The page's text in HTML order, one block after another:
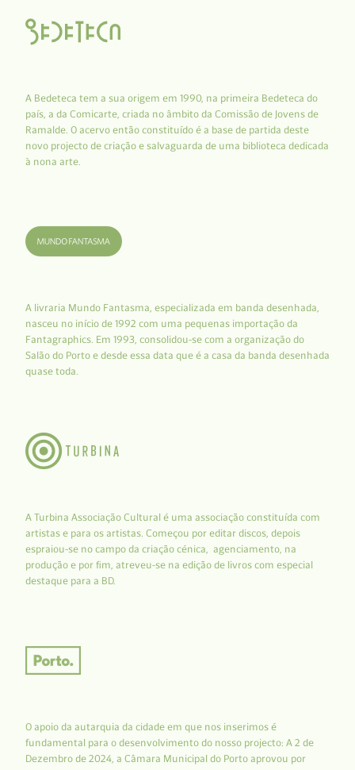
A Bedeteca tem a sua origem em 1990, na primeira Bedeteca do
país, a da Comicarte, criada no âmbito da Comissão de Jovens de
Ramalde. O acervo então constituído é a base de partida deste
novo projecto de criação e salvaguarda de uma biblioteca dedicada
à nona arte.
A livraria Mundo Fantasma, especializada em banda desenhada,
nasceu no início de 1992 com uma pequenas importação da
Fantagraphics. Em 1993, consolidou-se com a organização do
Salão do Porto e desde essa data que é a casa da banda desenhada
quase toda.
A Turbina Associação Cultural é uma associação constituída com
artistas e para os artistas. Começou por editar discos, depois
espraiou-se no campo da criação cénica, agenciamento, na
produção e por fim, atreveu-se na edição de livros com especial
destaque para a BD.
O apoio da autarquia da cidade em que nos inserimos é
fundamental para o desenvolvimento do nosso projecto: A 2 de
Dezembro de 2024, a Câmara Municipal do Porto aprovou por